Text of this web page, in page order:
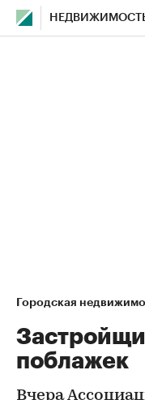
Городская
поблажек
Вчера